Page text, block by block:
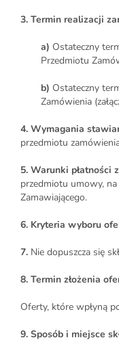
3. Termin realizacji
a) Ostateczny
Przedmiotu
b) Ostateczny
Zamówienia
4. Wymagania
przedmiotu
5. Warunki płatności
przedmiotu umowy,
Zamawiającego.
6. Kryteria wyboru
7. Nie dopuszcza się
8. Termin złożenia
Oferty, które wpłyną
9. Sposób i miejsce